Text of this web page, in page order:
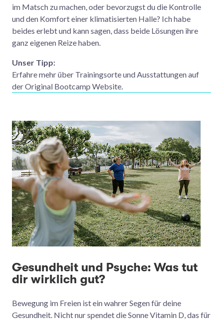
im Matsch zu machen, oder bevorzugst du die Kontrolle
und den Komfort einer klimatisierten Halle? Ich habe
beides erlebt und kann sagen, dass beide Lösungen ihre
ganz eigenen Reize haben.
Unser Tipp:
Erfahre mehr über Trainingsorte und Ausstattungen auf
der Original Bootcamp Website.
Gesundheit und Psyche: Was tut
dir wirklich gut?
Bewegung im Freien ist ein wahrer Segen für deine
Gesundheit. Nicht nur spendet die Sonne Vitamin D, das für